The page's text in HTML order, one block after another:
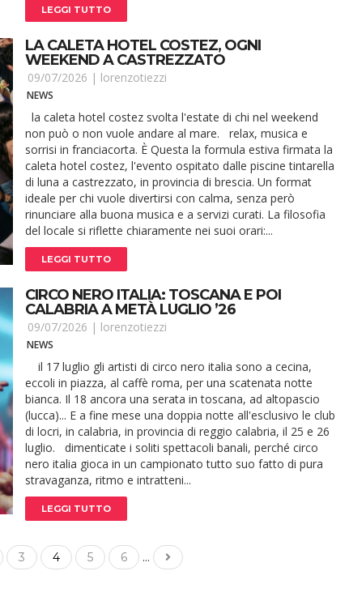
LEGGI TUTTO
LA CALETA HOTEL COSTEZ, OGNI
WEEKEND A CASTREZZATO
09/07/2026 | lorenzotiezzi
NEWS
la caleta hotel costez svolta l'estate di chi nel weekend
non può o non vuole andare al mare. relax, musica e
sorrisi in franciacorta. È Questa la formula estiva firmata la
caleta hotel costez, l'evento ospitato dalle piscine tintarella
di luna a castrezzato, in provincia di brescia. Un format
ideale per chi vuole divertirsi con calma, senza però
rinunciare alla buona musica e a servizi curati. La filosofia
del locale si riflette chiaramente nei suoi orari:...
LEGGI TUTTO
CIRCO NERO ITALIA: TOSCANA E POI
CALABRIA A METÀ LUGLIO ’26
09/07/2026 | lorenzotiezzi
NEWS
il 17 luglio gli artisti di circo nero italia sono a cecina,
eccoli in piazza, al caffè roma, per una scatenata notte
bianca. Il 18 ancora una serata in toscana, ad altopascio
(lucca)... E a fine mese una doppia notte all'esclusivo le club
di locri, in calabria, in provincia di reggio calabria, il 25 e 26
luglio. dimenticate i soliti spettacoli banali, perché circo
nero italia gioca in un campionato tutto suo fatto di pura
stravaganza, ritmo e intratteni...
LEGGI TUTTO
3 4 5 6 ...